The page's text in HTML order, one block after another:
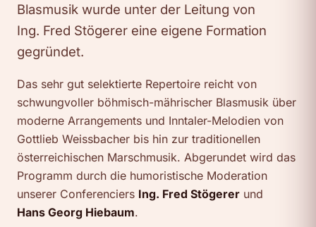
Blasmusik wurde unter der Leitung von
Ing. Fred Stögerer eine eigene Formation
gegründet.
Das sehr gut selektierte Repertoire reicht von
schwungvoller böhmisch-mährischer Blasmusik über
moderne Arrangements und Inntaler-Melodien von
Gottlieb Weissbacher bis hin zur traditionellen
österreichischen Marschmusik. Abgerundet wird das
Programm durch die humoristische Moderation
unserer Conferenciers Ing. Fred Stögerer und
Hans Georg Hiebaum.